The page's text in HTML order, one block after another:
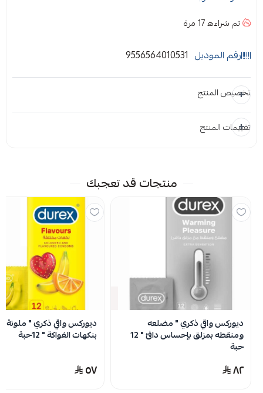
واقي ذكري الترا
كما تمتاز هذه الواقيات برائحة أفضل نظراً للطريقة
مميزات كوندوم الترا رقيق
كوندوم الترا هي واقيات ذكرية من اللاتكس
الطبيعي: مصممة بنسيج في منتهى الرقة لتوفير
تصميم مناسب: يهدف إلى تقليل الانزعاج
الحميمي، ويشمل:
شكل متوهج: يعزز الحساسية للحصول على شعور
طبيعي.
مشحم خصيصاً: لتحقيق أقصى قدر من المتعة.
جودة عالية: مصنوعة من اللاتكس عالي الجودة.
رائحة منخفضة: للاتكس مما يجعلها أكثر قبولاً.
طرف الخزان: للسلامة والراحة.
تجربة مكثفة: مصممة لتعزيز التجربة لكلا
الشريكين، مما يساعد في تحقيق ذروة متعددة.
خصائص كوندوم الترا رقيق
تم شراءه17مرة
رقم الموديل 9556564010531
تخصيص المنتج
المرفقات
اسحب و افلت الملف هنا
تقييمات المنتج
منتجات قد تعجبك
ديوركس واقي ذكري " مضلعه
ومنقطه بمزلق بإحساس دافئ " 12
حبة
٨٢
نفدت الكمية
ديوركس واقي ذكري " ملونة
بنكهات الفواكة " 12حبة
٥٧